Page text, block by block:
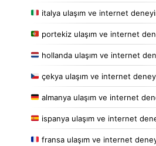
italya ulaşım ve internet
portekiz ulaşım ve internet
hollanda ulaşım ve internet
çekya ulaşım ve internet
almanya ulaşım ve internet
ispanya ulaşım ve internet
fransa ulaşım ve internet